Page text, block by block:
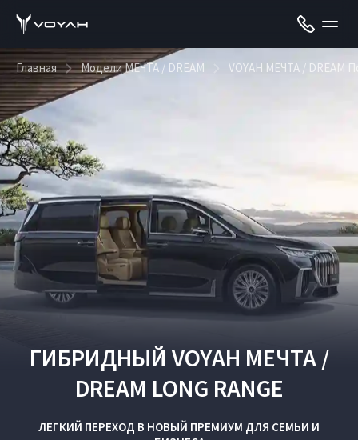
Главная Модели МЕЧТА / DREAM VOYAH МЕЧТА / DREAM
ГИБРИДНЫЙ VOYAH МЕЧТА /
DREAM LONG RANGE
ЛЕГКИЙ ПЕРЕХОД В НОВЫЙ ПРЕМИУМ ДЛЯ СЕМЬИ И